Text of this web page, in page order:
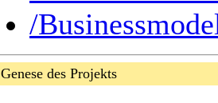
/
Genese des Projekts